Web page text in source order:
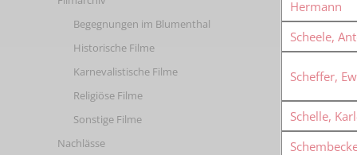
Hermann
Scheele,
Scheffer,
Schelle,
Begegnungen im Blumenthal
Historische Filme
Karnevalistische Filme
Religiöse Filme
Sonstige Filme
Nachlässe